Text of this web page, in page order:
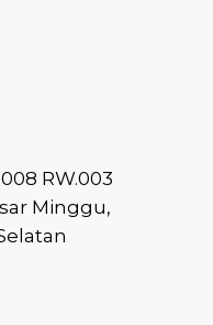
RW.003
Minggu,